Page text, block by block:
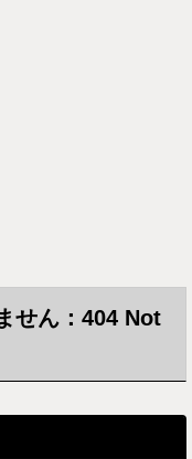
せん：404 Not